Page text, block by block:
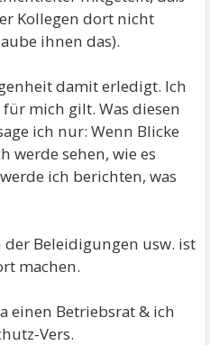
Kollegen dort nicht
ihnen das).
damit erledigt. Ich
mich gilt. Was diesen
ich nur: Wenn Blicke
werde sehen, wie es
ich berichten, was
Beleidigungen usw. ist
machen.
einen Betriebsrat & ich
Vers.